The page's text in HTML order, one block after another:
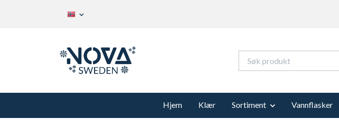
Hjem Klær Sortiment Vannflasker